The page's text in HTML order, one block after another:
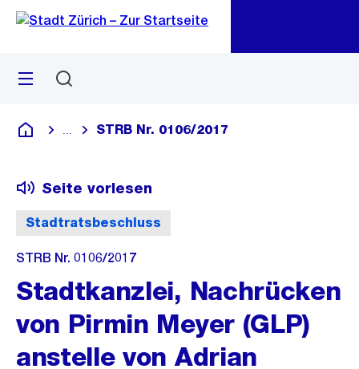
Navigation
Sprunglink
Menü
Deutsch
Blende alle Breadcrumbs ein
STRB Nr. 0106/2017
Stadtratsbeschluss
Seite vorlesen
STRB Nr. 0106/2017
Stadtkanzlei, Nachrücken
von Pirmin Meyer (GLP)
anstelle von Adrian